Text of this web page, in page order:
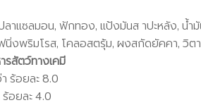
ลาแซลมอน, ฟักทอง, แป้งมันส าปะหลัง, น้
งพริมโรส, โคลอสตรุ้ม, ผงสกัดยัคคา, วิต
สัตว์ทางเคมี
ร้อยละ 8.0
อยละ 4.0